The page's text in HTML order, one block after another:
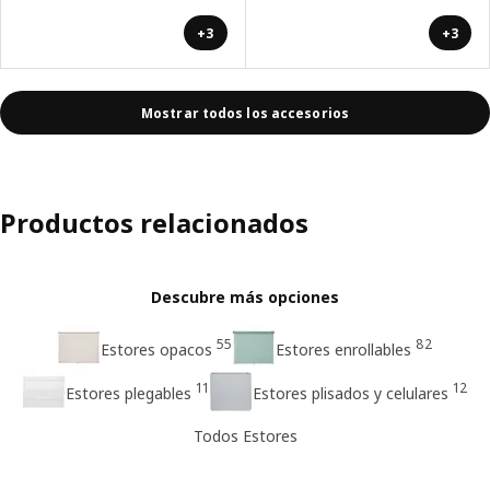
+3 +3
Mostrar todos los accesorios
Productos relacionados
Descubre más opciones
Estores opacos 55 Estores enrollables 82
Estores plegables 11 Estores plisados y celulares 12
Todos Estores